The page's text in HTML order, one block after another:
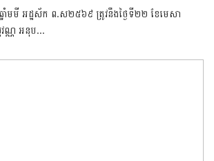
នាំមមី អដ្ឋស័ក ព.ស២៥៦៩ ត្រូវនឹងថ្ងៃទី២២ ខែមេសា
ណ្ណ អនុប...